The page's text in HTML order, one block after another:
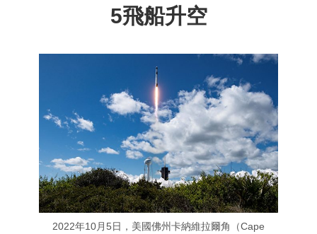
5飛船升空
2022年10月5日，美國佛州卡納維拉爾角（Cape